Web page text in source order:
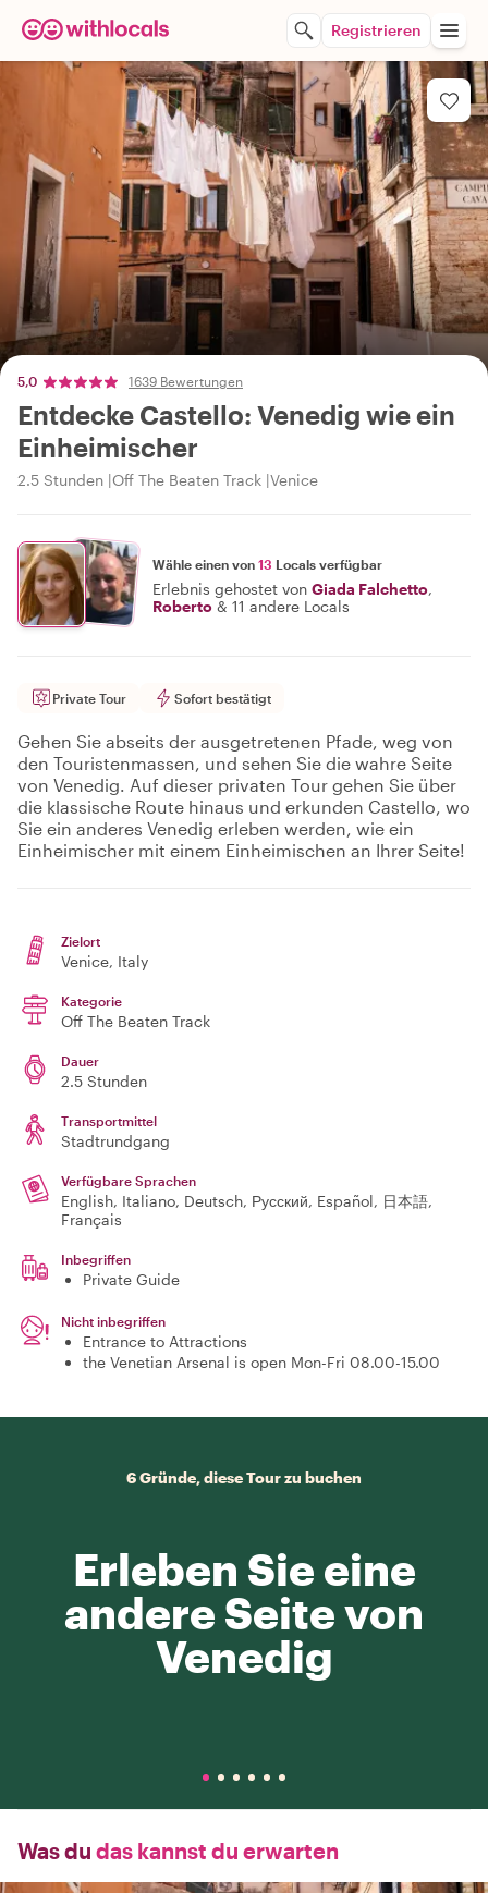
Registrieren
5,0 1639 Bewertungen
Entdecke Castello: Venedig wie ein
Einheimischer
2.5 Stunden Off The Beaten Track Venice
Wähle einen von 13 Locals verfügbar
Erlebnis gehostet von Giada Falchetto,
Roberto & 11 andere Locals
Private Tour Sofort bestätigt
Gehen Sie abseits der ausgetretenen Pfade, weg von
den Touristenmassen, und sehen Sie die wahre Seite
von Venedig. Auf dieser privaten Tour gehen Sie über
die klassische Route hinaus und erkunden Castello, wo
Sie ein anderes Venedig erleben werden, wie ein
Einheimischer mit einem Einheimischen an Ihrer Seite!
Zielort
Venice, Italy
Kategorie
Off The Beaten Track
Dauer
2.5 Stunden
Transportmittel
Stadtrundgang
Verfügbare Sprachen
English, Italiano, Deutsch, Русский, Español, 日本語,
Français
Inbegriffen
Private Guide
Nicht inbegriffen
Entrance to Attractions
the Venetian Arsenal is open Mon-Fri 08.00-15.00
6 Gründe, diese Tour zu buchen
Erleben Sie eine
andere Seite von
Venedig
Was du das kannst du erwarten